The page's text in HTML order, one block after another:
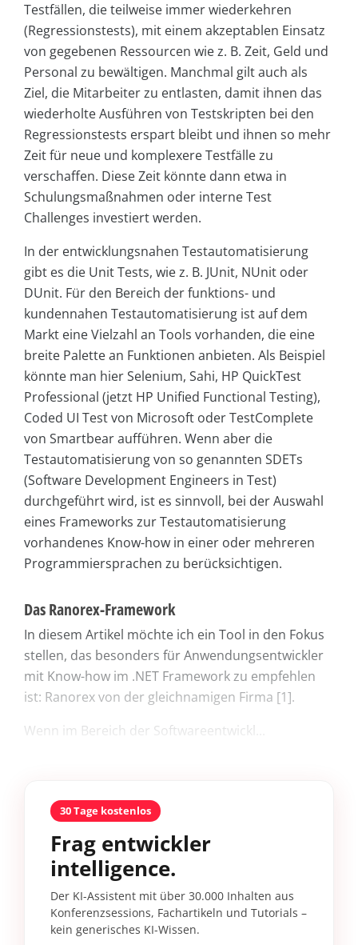
Testfällen, die teilweise immer wiederkehren
(Regressionstests), mit einem akzeptablen Einsatz
von gegebenen Ressourcen wie z. B. Zeit, Geld und
Personal zu bewältigen. Manchmal gilt auch als
Ziel, die Mitarbeiter zu entlasten, damit ihnen das
wiederholte Ausführen von Testskripten bei den
Regressionstests erspart bleibt und ihnen so mehr
Zeit für neue und komplexere Testfälle zu
verschaffen. Diese Zeit könnte dann etwa in
Schulungsmaßnahmen oder interne Test
Challenges investiert werden.
In der entwicklungsnahen Testautomatisierung
gibt es die Unit Tests, wie z. B. JUnit, NUnit oder
DUnit. Für den Bereich der funktions- und
kundennahen Testautomatisierung ist auf dem
Markt eine Vielzahl an Tools vorhanden, die eine
breite Palette an Funktionen anbieten. Als Beispiel
könnte man hier Selenium, Sahi, HP QuickTest
Professional (jetzt HP Unified Functional Testing),
Coded UI Test von Microsoft oder TestComplete
von Smartbear aufführen. Wenn aber die
Testautomatisierung von so genannten SDETs
(Software Development Engineers in Test)
durchgeführt wird, ist es sinnvoll, bei der Auswahl
eines Frameworks zur Testautomatisierung
vorhandenes Know-how in einer oder mehreren
Programmiersprachen zu berücksichtigen.
Das Ranorex-Framework
In diesem Artikel möchte ich ein Tool in den Fokus
stellen, das besonders für Anwendungsentwickler
mit Know-how im .NET Framework zu empfehlen
ist: Ra­norex von der gleichnamigen Firma [1].
Wenn im Bereich der Softwareentwickl...
30 Tage kostenlos
Frag entwickler
intelligence.
Der KI-Assistent mit über 30.000 Inhalten aus
Konferenzsessions, Fachartikeln und Tutorials –
kein generisches KI-Wissen.